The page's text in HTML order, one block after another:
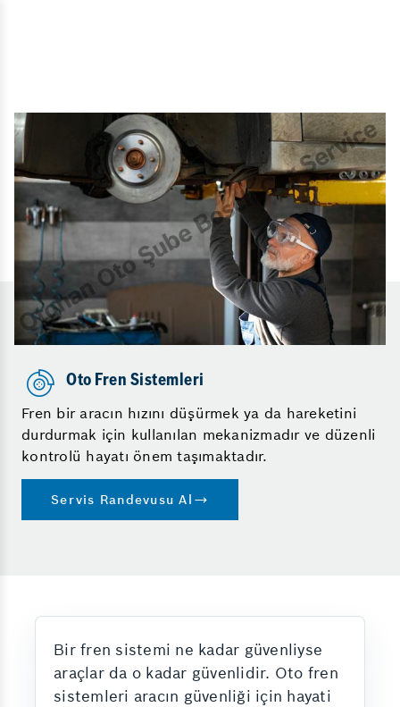
Oto Fren Sistemleri
Fren bir aracın hızını düşürmek ya da hareketini
durdurmak için kullanılan mekanizmadır ve düzenli
kontrolü hayatı önem taşımaktadır.
Servis Randevusu Al
Bir fren sistemi ne kadar güvenliyse
araçlar da o kadar güvenlidir. Oto fren
sistemleri aracın güvenliği için hayati